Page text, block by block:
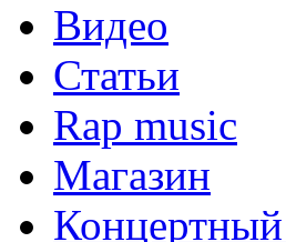
Видео
Статьи
Rap music
Магазин
Концертный